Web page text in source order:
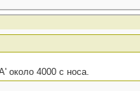
около 4000 с носа.